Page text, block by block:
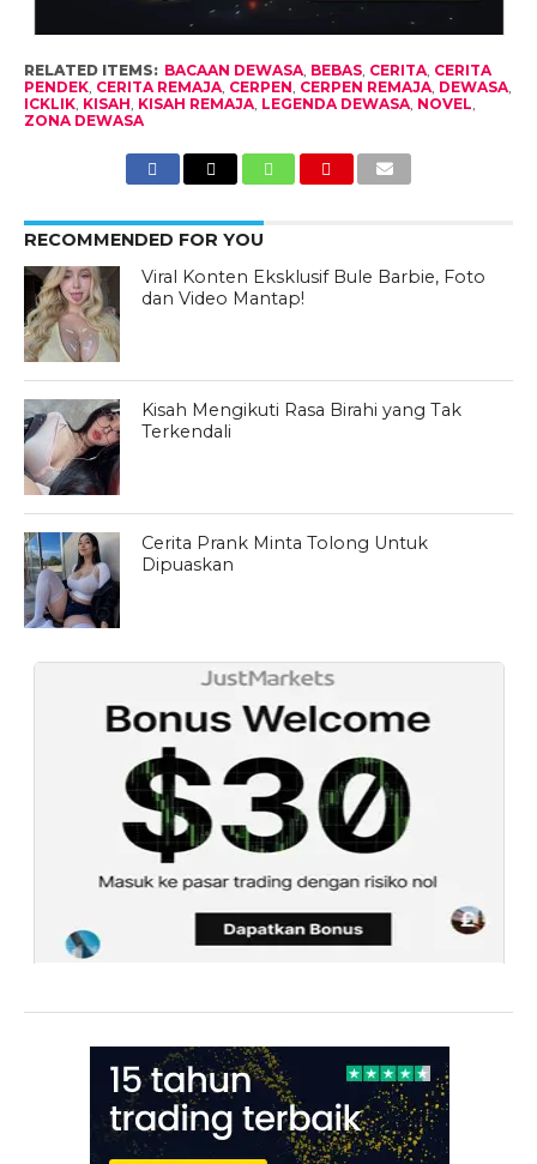
RELATED ITEMS: BACAAN DEWASA, BEBAS, CERITA, CERITA
PENDEK, CERITA REMAJA, CERPEN, CERPEN REMAJA, DEWASA,
ICKLIK, KISAH, KISAH REMAJA, LEGENDA DEWASA, NOVEL,
ZONA DEWASA
RECOMMENDED FOR YOU
Viral Konten Eksklusif Bule Barbie, Foto
dan Video Mantap!
Kisah Mengikuti Rasa Birahi yang Tak
Terkendali
Cerita Prank Minta Tolong Untuk
Dipuaskan